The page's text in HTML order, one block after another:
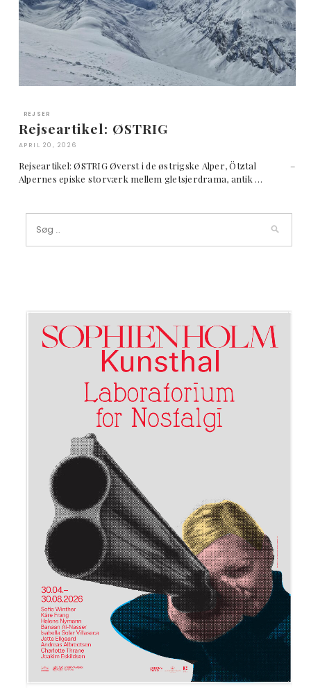
REJSER
Rejseartikel: ØSTRIG
APRIL 20, 2026
Rejseartikel: ØSTRIG Øverst i de østrigske Alper, Ötztal –
Alpernes episke storværk mellem gletsjerdrama, antik …